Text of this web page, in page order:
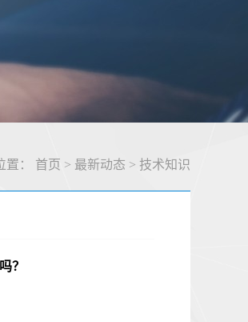
： 首页 > 最新动态 > 技术知识
？